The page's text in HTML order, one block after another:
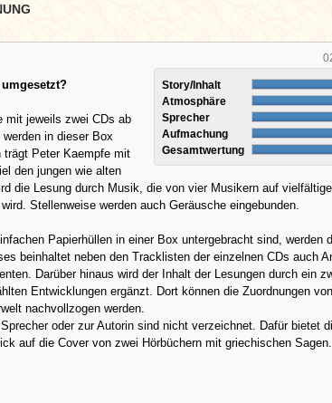
Story/Inhalt
Atmosphäre
Sprecher
Aufmachung
Gesamtwertung
mit jeweils zwei CDs ab
in dieser Box
trägt Peter Kaempfe mit
den jungen wie alten
die Lesung durch Musik, die von vier Musikern auf
Stellenweise werden auch Geräusche eingebunden.
Papierhüllen in einer Box untergebracht sind, werden
beinhaltet neben den Tracklisten der einzelnen CDs auch
Darüber hinaus wird der Inhalt der Lesungen durch ein
Entwicklungen ergänzt. Dort können die Zuordnungen von
nachvollzogen werden.
oder zur Autorin sind nicht verzeichnet. Dafür bietet
auf die Cover von zwei Hörbüchern mit griechischen Sagen.